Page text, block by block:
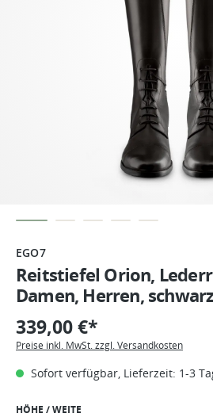
EGO7
Reitstiefel Orion,
Damen, Herren, schwarz
339,00 €*
Preise inkl. MwSt. zzgl. Versandkosten
Sofort verfügbar, Lieferzeit: 1-3
HÖHE / WEITE